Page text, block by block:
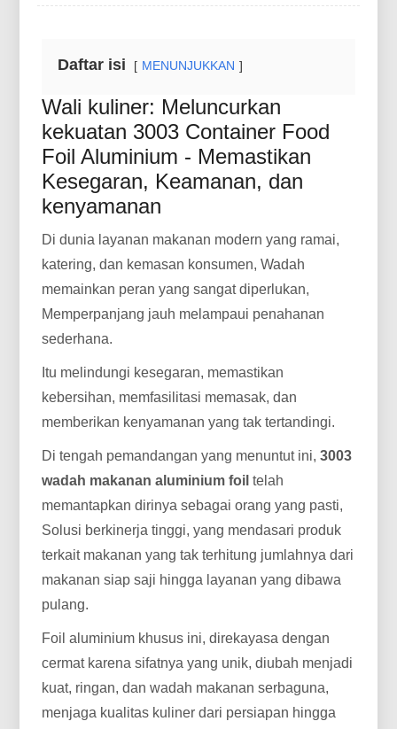
Daftar isi MENUNJUKKAN
Wali kuliner: Meluncurkan
kekuatan 3003 Container Food
Foil Aluminium - Memastikan
Kesegaran, Keamanan, dan
kenyamanan
Di dunia layanan makanan modern yang ramai,
katering, dan kemasan konsumen, Wadah
memainkan peran yang sangat diperlukan,
Memperpanjang jauh melampaui penahanan
sederhana.
Itu melindungi kesegaran, memastikan
kebersihan, memfasilitasi memasak, dan
memberikan kenyamanan yang tak tertandingi.
Di tengah pemandangan yang menuntut ini,3003
wadah makanan aluminium foil telah
memantapkan dirinya sebagai orang yang pasti,
Solusi berkinerja tinggi, yang mendasari produk
terkait makanan yang tak terhitung jumlahnya dari
makanan siap saji hingga layanan yang dibawa
pulang.
Foil aluminium khusus ini, direkayasa dengan
cermat karena sifatnya yang unik, diubah menjadi
kuat, ringan, dan wadah makanan serbaguna,
menjaga kualitas kuliner dari persiapan hingga